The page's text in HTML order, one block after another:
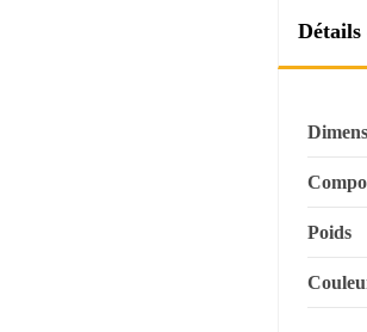
Poids